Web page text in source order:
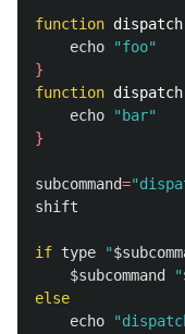
function
echo
"foo"
}
function
echo
"bar"
}
subcommand=
shift
if type "
$subcommand
"
else
echo